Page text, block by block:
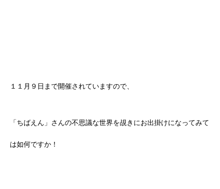
１１月９日まで開催されていますので、
「ちばえん」さんの不思議な世界を覘きにお出掛けになってみて
は如何ですか！